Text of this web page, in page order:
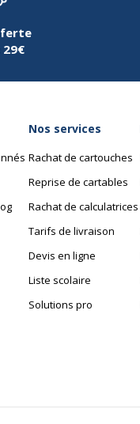
Nos services
Rachat de cartouches
Reprise de cartables
Rachat de calculatrices
Tarifs de livraison
Devis en ligne
Liste scolaire
Solutions pro